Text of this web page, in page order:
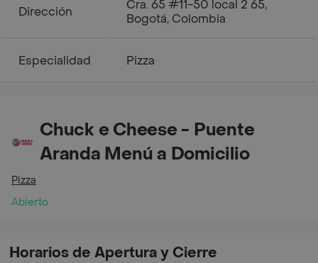
Dirección
Cra. 65 #11-50 local 2 65,
Bogotá, Colombia
Especialidad Pizza
Chuck e Cheese - Puente
Aranda Menú a Domicilio
Pizza
Abierto
Horarios de Apertura y Cierre